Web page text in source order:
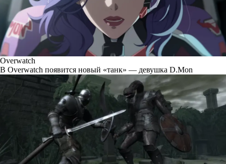
Overwatch
В Overwatch появится новый «танк» — девушка D.Mon